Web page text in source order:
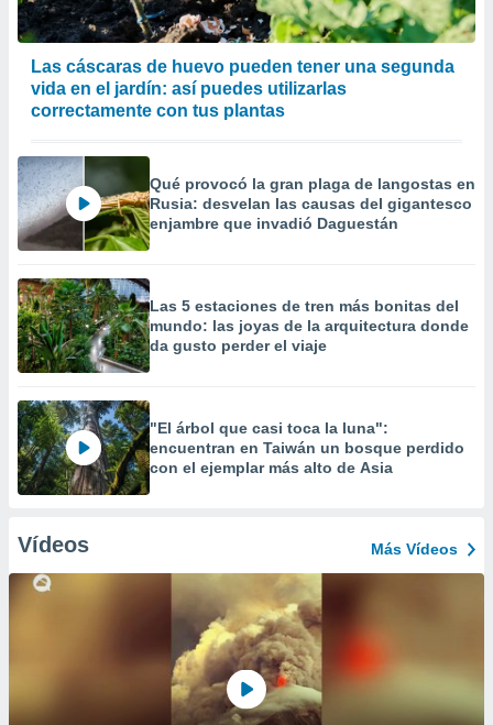
Las cáscaras de huevo pueden tener una segunda
vida en el jardín: así puedes utilizarlas
correctamente con tus plantas
Qué provocó la gran plaga de langostas en
Rusia: desvelan las causas del gigantesco
enjambre que invadió Daguestán
Las 5 estaciones de tren más bonitas del
mundo: las joyas de la arquitectura donde
da gusto perder el viaje
"El árbol que casi toca la luna":
encuentran en Taiwán un bosque perdido
con el ejemplar más alto de Asia
Vídeos Más Vídeos